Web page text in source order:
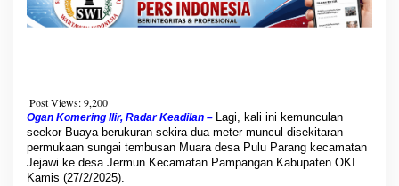
Post Views:9,200
Ogan Komering Ilir, Radar Keadilan – Lagi, kali ini kemunculan
seekor Buaya berukuran sekira dua meter muncul disekitaran
permukaan sungai tembusan Muara desa Pulu Parang kecamatan
Jejawi ke desa Jermun Kecamatan Pampangan Kabupaten OKI.
Kamis (27/2/2025).